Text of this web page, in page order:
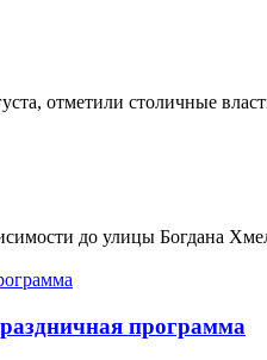
отметили столичные
до улицы Богдана
программа